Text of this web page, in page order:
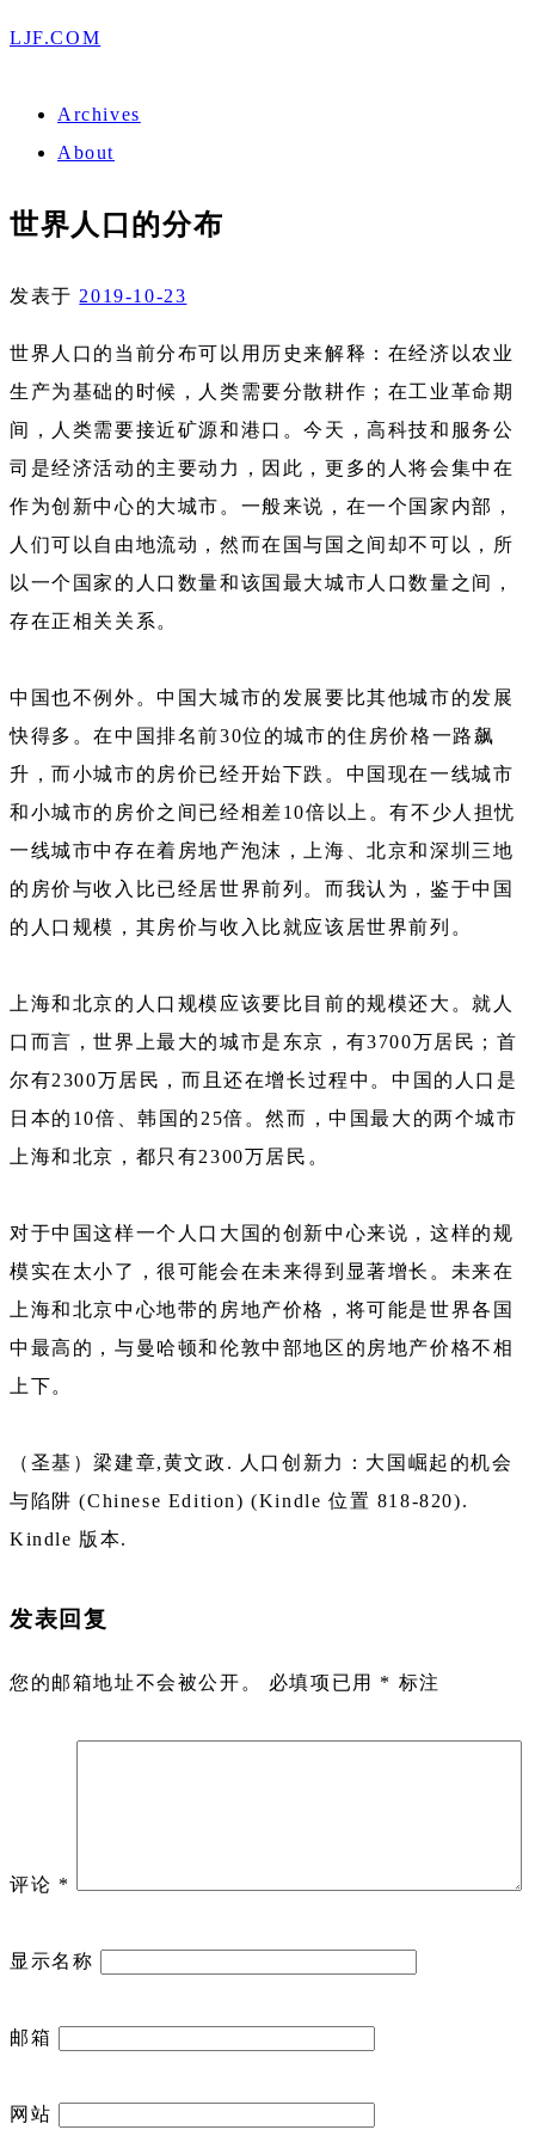
LJF.COM
Archives
About
世界人口的分布
发表于 2019-10-23
世界人口的当前分布可以用历史来解释：在经济以农业
生产为基础的时候，人类需要分散耕作；在工业革命期
间，人类需要接近矿源和港口。今天，高科技和服务公
司是经济活动的主要动力，因此，更多的人将会集中在
作为创新中心的大城市。一般来说，在一个国家内部，
人们可以自由地流动，然而在国与国之间却不可以，所
以一个国家的人口数量和该国最大城市人口数量之间，
存在正相关关系。
中国也不例外。中国大城市的发展要比其他城市的发展
快得多。在中国排名前30位的城市的住房价格一路飙
升，而小城市的房价已经开始下跌。中国现在一线城市
和小城市的房价之间已经相差10倍以上。有不少人担忧
一线城市中存在着房地产泡沫，上海、北京和深圳三地
的房价与收入比已经居世界前列。而我认为，鉴于中国
的人口规模，其房价与收入比就应该居世界前列。
上海和北京的人口规模应该要比目前的规模还大。就人
口而言，世界上最大的城市是东京，有3700万居民；首
尔有2300万居民，而且还在增长过程中。中国的人口是
日本的10倍、韩国的25倍。然而，中国最大的两个城市
上海和北京，都只有2300万居民。
对于中国这样一个人口大国的创新中心来说，这样的规
模实在太小了，很可能会在未来得到显著增长。未来在
上海和北京中心地带的房地产价格，将可能是世界各国
中最高的，与曼哈顿和伦敦中部地区的房地产价格不相
上下。
（圣基）梁建章,黄文政. 人口创新力：大国崛起的机会
与陷阱 (Chinese Edition) (Kindle 位置 818-820).
Kindle 版本.
发表回复
您的邮箱地址不会被公开。 必填项已用 * 标注
评论 *
显示名称
邮箱
网站